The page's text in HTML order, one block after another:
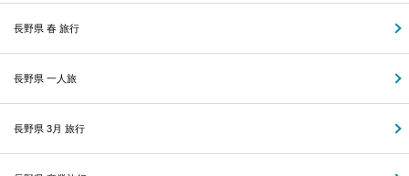
長野県 春 旅行
長野県 一人旅
長野県 3月 旅行